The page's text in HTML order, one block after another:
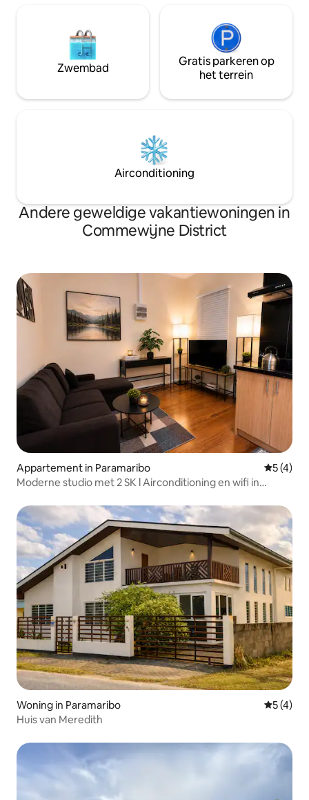
Zwembad
Gratis parkeren op
het terrein
Airconditioning
Andere geweldige vakantiewoningen in
Commewijne District
Appartement in Paramaribo
5 (4)
Moderne studio met 2 SK l Airconditioning en wifi in
Woning in Paramaribo
5 (4)
Huis van Meredith